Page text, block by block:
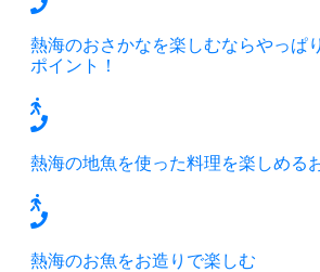
熱海のおさかなを楽しむならやっぱ
ポイント！
熱海の地魚を使った料理を楽しめる
熱海のお魚をお造りで楽しむ